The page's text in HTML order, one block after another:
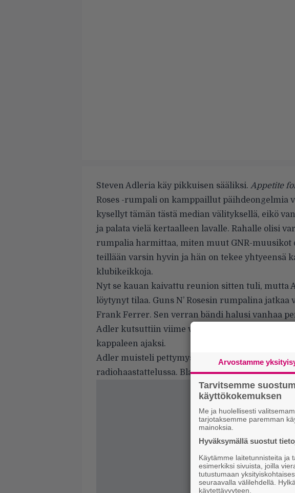
Steven Adleria käy pikkuisen sääliksi. Appetite
Roses -rumpali on kamppaillut päihdeongelmia
kysellyt tämän tästä median välityksellä, eikö
ja palata vielä kertaalleen lavalle. Rahalle olisi
rumpalia harmittaa, miten muut GNR-muusikot
teillään varsin hyvin ja hän on tekee yhtyeensä
klubikeikkoja.
Nyt se kauan kaivattu reunion sitten tuli, mutta
löytynyt tilaa. Guns N’ Rosesin rumpalina jatkaa
Frank Ferrer. Sen verran bändi halusi vanhaa
Adler kutsuttiin viime vuonna vierailemaan
kappaleen ajaksi.
Adler muisteli pettymystään ja osallistumistaan
radiohaastattelussa. Blabbermouthjulkaisi
Arvostamme
Tarvitsemme
käyttökokemuksen
Me ja huolellisesti
tarjotaksemme paremman
mainoksia.
Hyväksymällä suostut
Käytämme laitetunnisteita ja
esimerkiksi sivuista, joilla
tutustumaan
seuraavalla välilehdellä.
käytettävyyteen.